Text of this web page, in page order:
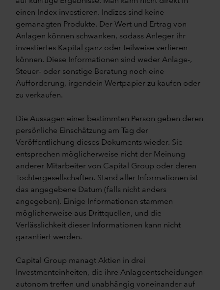
einen Index investieren. Indizes sind keine
gemanagten Produkte. Der Wert und Ertrag von
Anlagen können schwanken, sodass Anleger ihr
investiertes Kapital ganz oder teilweise verlieren
können. Diese Informationen sind weder Anlage-,
Steuer- oder sonstige Beratung noch eine
Aufforderung, irgendein Wertpapier zu kaufen oder
zu verkaufen.
Die Aussagen einer bestimmten Person geben deren
persönliche Einschätzung am Tag der
Veröffentlichung dieses Dokuments wieder. Sie
entsprechen möglicherweise nicht der Meinung
anderer Mitarbeiter von Capital Group oder deren
Tochtergesellschaften. Stand aller Informationen ist
das angegebene Datum (falls nicht anders
angegeben). Einige Informationen stammen
möglicherweise aus Drittquellen, und die
Verlässlichkeit dieser Informationen kann nicht
garantiert werden.
Capital Group managt Aktien in drei
Investmenteinheiten, die ihre Anlageentscheidungen
autonom treffen und unabhängig voneinander auf